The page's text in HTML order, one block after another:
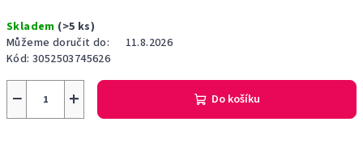
cena:
Skladem (>5 ks)
Můžeme doručit do:
11.8.2026
Kód: 3052503745626
+
− Do košíku